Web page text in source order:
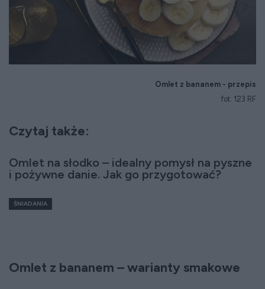
Omlet z bananem - przepis
fot. 123 RF
Czytaj także:
Omlet na słodko – idealny pomysł na pyszne
i pożywne danie. Jak go przygotować?
ŚNIADANIA
Omlet z bananem – warianty smakowe